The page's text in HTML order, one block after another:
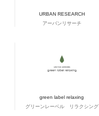
URBAN RESEARCH
アーバンリサーチ
green label relaxing
グリーンレーベル リラクシング